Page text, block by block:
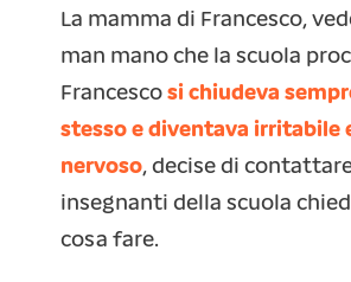
La mamma di Francesco,
man mano che la scuola
Francesco si chiudeva
stesso e diventava irritabile
nervoso, decise di
insegnanti della scuola
cosa fare.